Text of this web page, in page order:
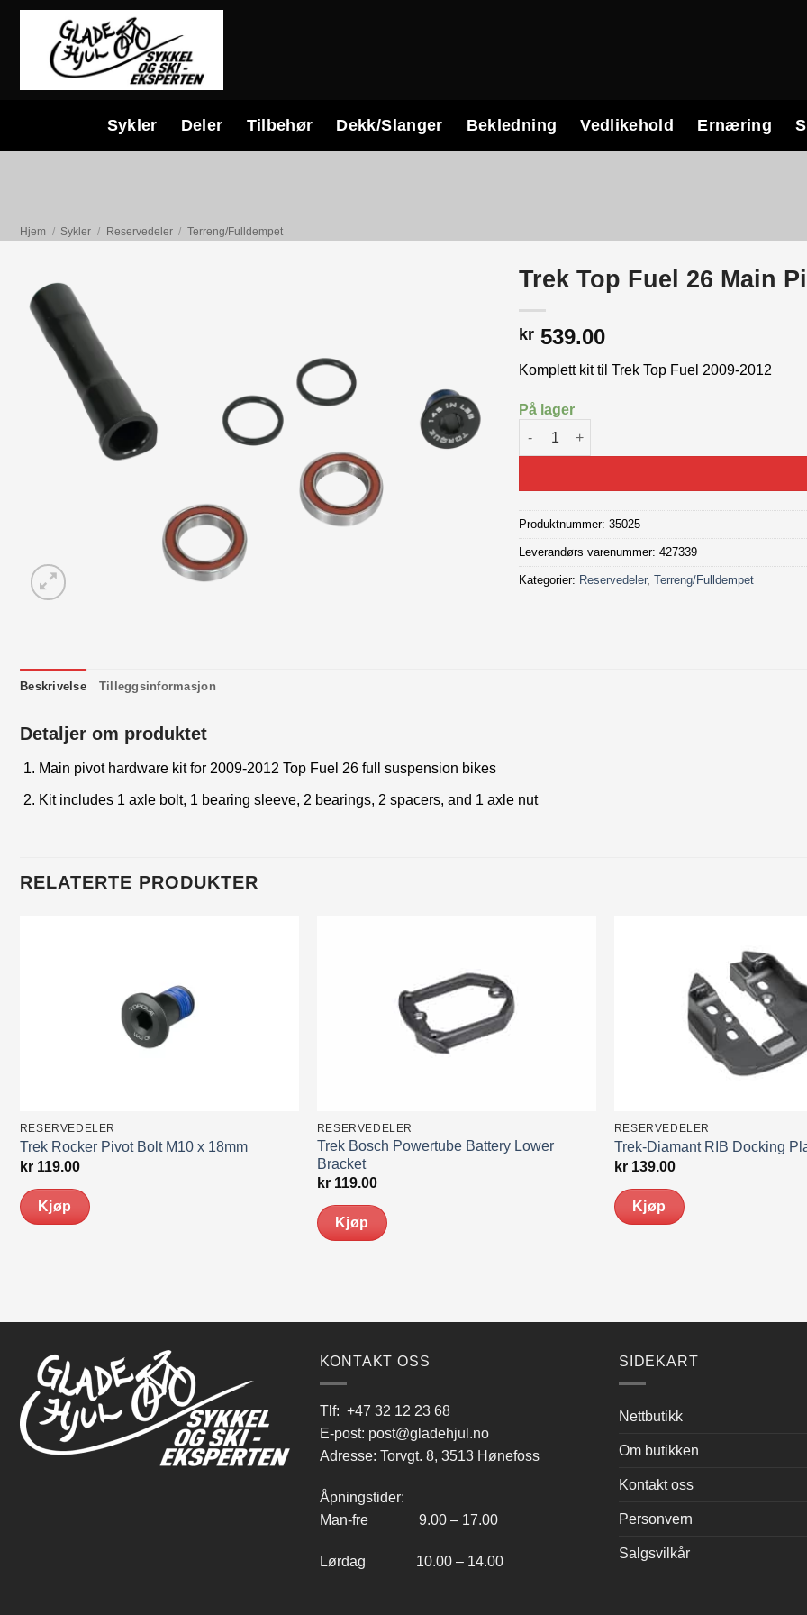
Skip
Sykler Deler Tilbehør Dekk/Slanger Bekledning Vedlikehold Ernæring
Hjem / Sykler / Reservedeler / Terreng/Fulldempet
Trek Top Fuel 26 Main
kr 539.00
Komplett kit til Trek Top Fuel 2009-2012
På lager
Trek Top Fuel 26 Main Pivot & Rocker
Produktnummer:35025
Leverandørs varenummer: 427339
Kategorier: Reservedeler,Terreng/Fulldempet
Beskrivelse Tilleggsinformasjon
Detaljer om produktet
Main pivot hardware kit for 2009-2012 Top Fuel 26 full suspension bikes
Kit includes 1 axle bolt, 1 bearing sleeve, 2 bearings, 2 spacers, and 1 axle nut
RELATERTE PRODUKTER
RESERVEDELER
Trek Rocker Pivot Bolt M10 x 18mm
kr119.00
Kjøp
RESERVEDELER
Trek Bosch Powertube Battery Lower
Bracket
kr119.00
Kjøp
RESERVEDELER
Trek-Diamant RIB Docking
kr139.00
Kjøp
KONTAKT OSS
Tlf: +47 32 12 23 68
E-post: post@gladehjul.no
Adresse: Torvgt. 8, 3513 Hønefoss
Åpningstider:
Man-fre 9.00 – 17.00
Lørdag 10.00 – 14.00
SIDEKART
Nettbutikk
Om butikken
Kontakt oss
Personvern
Salgsvilkår